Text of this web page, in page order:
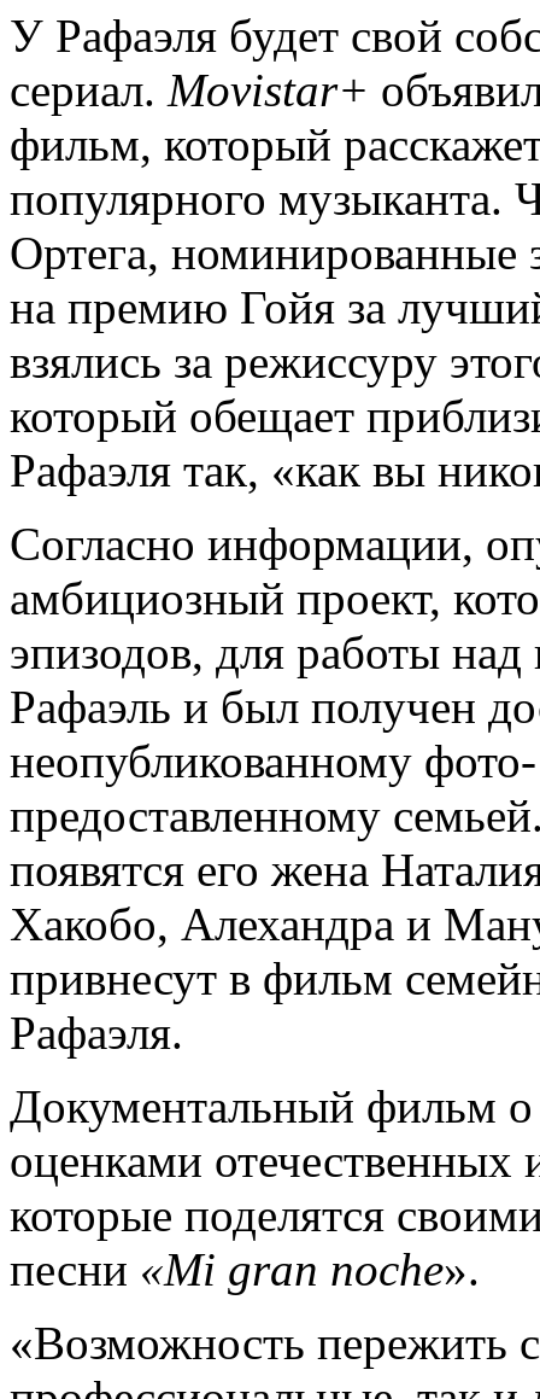
У Рафаэля будет свой
сериал. Movistar+
фильм, который
популярного музыканта.
Ортега, номинированные
на премию Гойя за
взялись за режиссуру
который обещает
Рафаэля так, «как вы
Согласно информации,
амбициозный проект,
эпизодов, для работы
Рафаэль и был получен
неопубликованному
предоставленному
появятся его жена
Хакобо, Алехандра и
привнесут в фильм
Рафаэля.
Документальный фильм о
оценками отечественных
которые поделятся
песни «Mi gran noche».
«Возможность пережить